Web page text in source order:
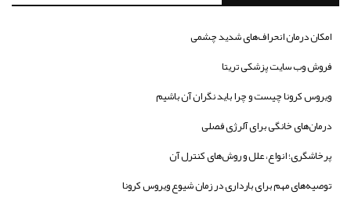
امکان درمان انحراف‌های شدید چشمی
فروش وب سایت پزشکی تریتا
ویروس کرونا چیست و چرا باید نگران آن باشیم
درمان‌های خانگی برای آلرژی فصلی
پرخاشگری؛ انواع، علل و روش‌های کنترل آن
توصیه‌های مهم برای بارداری در زمان شیوع ویروس کرونا